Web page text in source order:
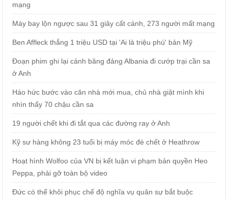
mạng
Máy bay lộn ngược sau 31 giây cất cánh, 273 người mất mạng
Ben Affleck thắng 1 triệu USD tại 'Ai là triệu phú' bản Mỹ
Đoạn phim ghi lại cảnh băng đảng Albania đi cướp trại cần sa
ở Anh
Háo hức bước vào căn nhà mới mua, chủ nhà giật mình khi
nhìn thấy 70 chậu cần sa
19 người chết khi đi tắt qua các đường ray ở Anh
Kỹ sư hàng không 23 tuổi bị máy móc đè chết ở Heathrow
Hoạt hình Wolfoo của VN bị kết luận vi phạm bản quyền Heo
Peppa, phải gỡ toàn bộ video
Đức có thể khôi phục chế độ nghĩa vụ quân sự bắt buộc